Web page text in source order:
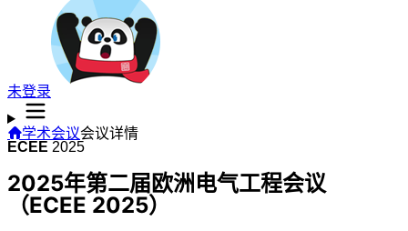
未登录
学术会议会议详情
ECEE 2025
2025年第二届欧洲电气工程会议
（ECEE 2025）